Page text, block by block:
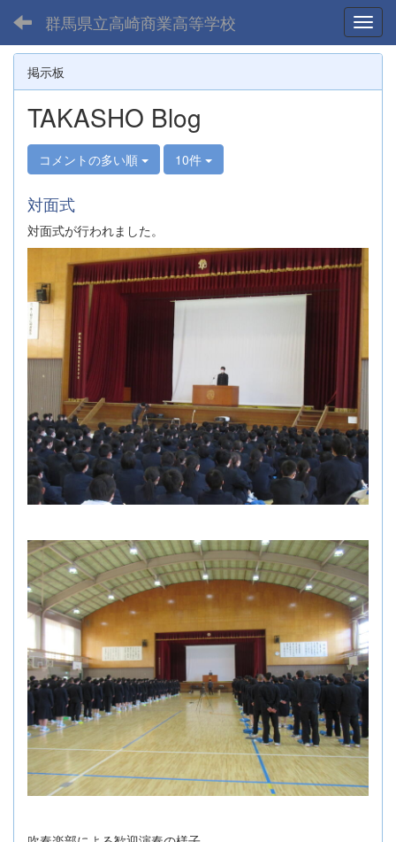
群馬県立高崎商業高等学校
掲示板
TAKASHO Blog
コメントの多い順 10件
対面式
対面式が行われました。